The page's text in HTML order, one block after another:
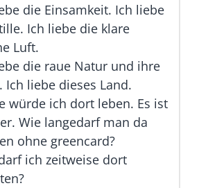
die Einsamkeit. Ich liebe
Ich liebe die klare
Luft.
die raue Natur und ihre
Ich liebe dieses Land.
würde ich dort leben. Es ist
Wie langedarf man da
ohne greencard?
ich zeitweise dort